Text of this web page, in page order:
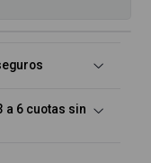
a 6 cuotas sin